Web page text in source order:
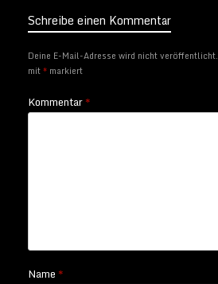
Schreibe einen Kommentar
Deine E-Mail-Adresse wird nicht veröffentlicht.
mit* markiert
Kommentar*
Name*